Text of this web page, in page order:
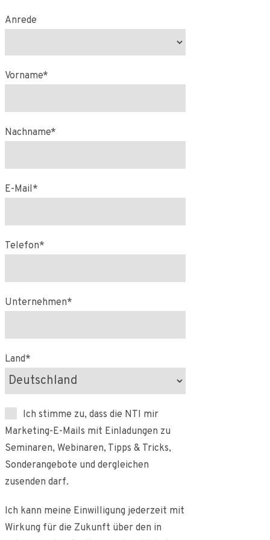
Anrede
Vorname*
Nachname*
E-Mail*
Telefon*
Unternehmen*
Land*
Ich stimme zu, dass die NTI mir
Marketing-E-Mails mit Einladungen zu
Seminaren, Webinaren, Tipps & Tricks,
Sonderangebote und dergleichen
zusenden darf.
Ich kann meine Einwilligung jederzeit mit
Wirkung für die Zukunft über den in